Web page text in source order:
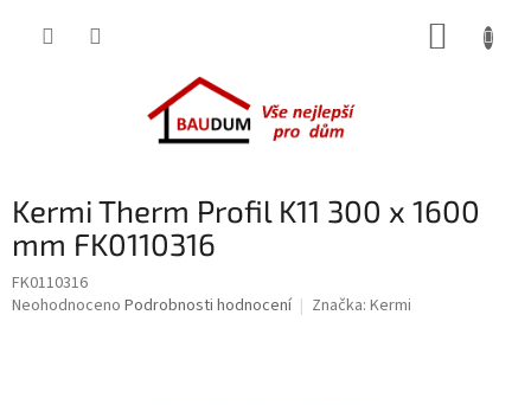
Kermi Therm Profil K11 300 x 1600
mm FK0110316
FK0110316
Průměrné
Neohodnoceno Podrobnosti hodnocení Značka: Kermi